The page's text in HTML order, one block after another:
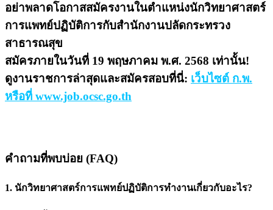
อย่าพลาดโอกาสสมัครงานในตำแหน่งนักวิทยาศาสตร์
การแพทย์ปฏิบัติการกับสำนักงานปลัดกระทรวง
สาธารณสุข
สมัครภายในวันที่ 19 พฤษภาคม พ.ศ. 2568 เท่านั้น!
ดูงานราชการล่าสุดและสมัครสอบที่นี่: เว็บไซต์ ก.พ.
หรือที่ www.job.ocsc.go.th
คำถามที่พบบ่อย (FAQ)
1. นักวิทยาศาสตร์การแพทย์ปฏิบัติการทำงานเกี่ยวกับอะไร?